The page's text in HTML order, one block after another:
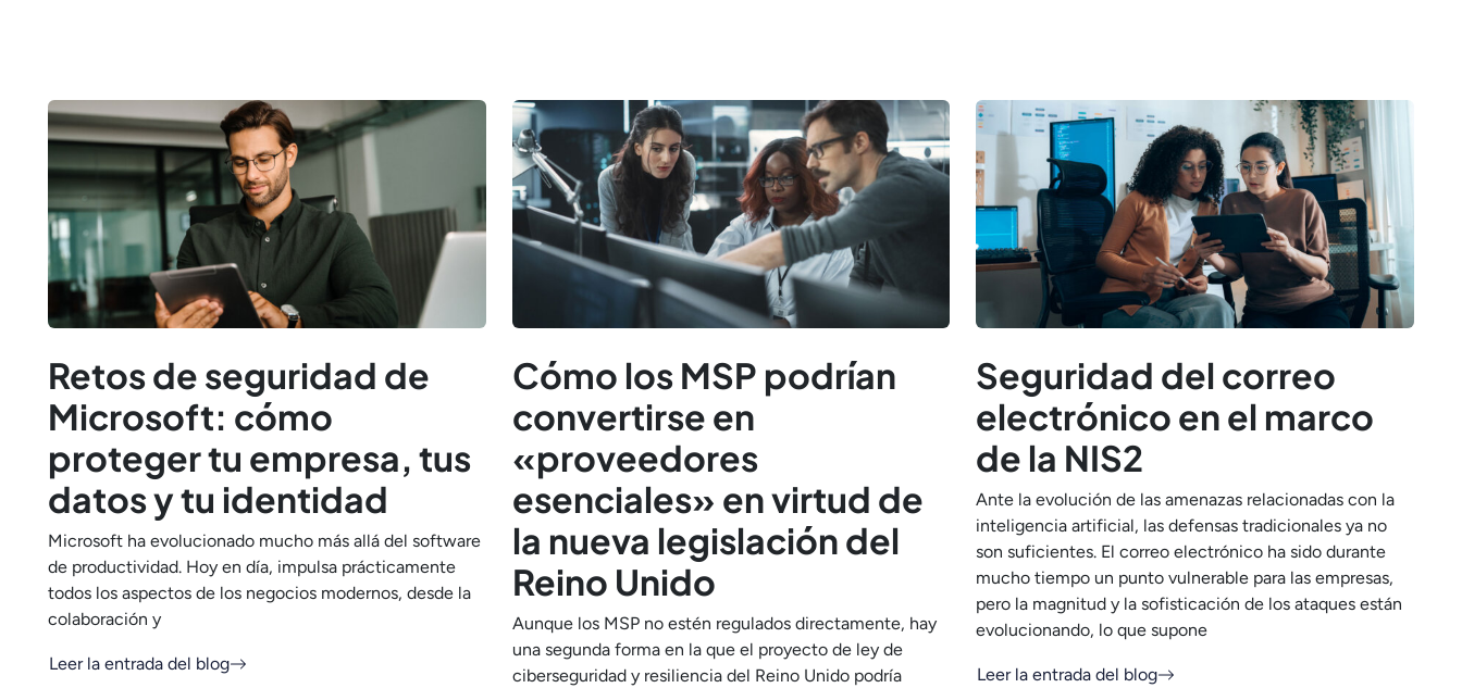
Retos de seguridad de
Microsoft: cómo
proteger tu empresa, tus
datos y tu identidad
Microsoft ha evolucionado mucho más allá del software
de productividad. Hoy en día, impulsa prácticamente
todos los aspectos de los negocios modernos, desde la
colaboración y
Leer la entrada del blog
Cómo los MSP podrían
convertirse en
«proveedores
esenciales» en virtud de
la nueva legislación del
Reino Unido
Aunque los MSP no estén regulados directamente, hay
una segunda forma en la que el proyecto de ley de
ciberseguridad y resiliencia del Reino Unido podría
Seguridad del correo
electrónico en el marco
de la NIS2
Ante la evolución de las amenazas relacionadas con la
inteligencia artificial, las defensas tradicionales ya no
son suficientes. El correo electrónico ha sido durante
mucho tiempo un punto vulnerable para las empresas,
pero la magnitud y la sofisticación de los ataques están
evolucionando, lo que supone
Leer la entrada del blog